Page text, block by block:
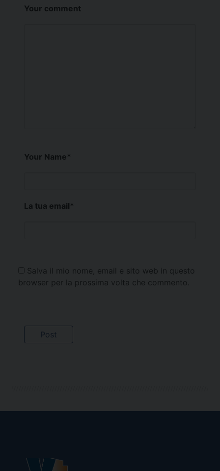
Your comment
Your Name*
La tua email*
Salva il mio nome, email e sito web in questo
browser per la prossima volta che commento.